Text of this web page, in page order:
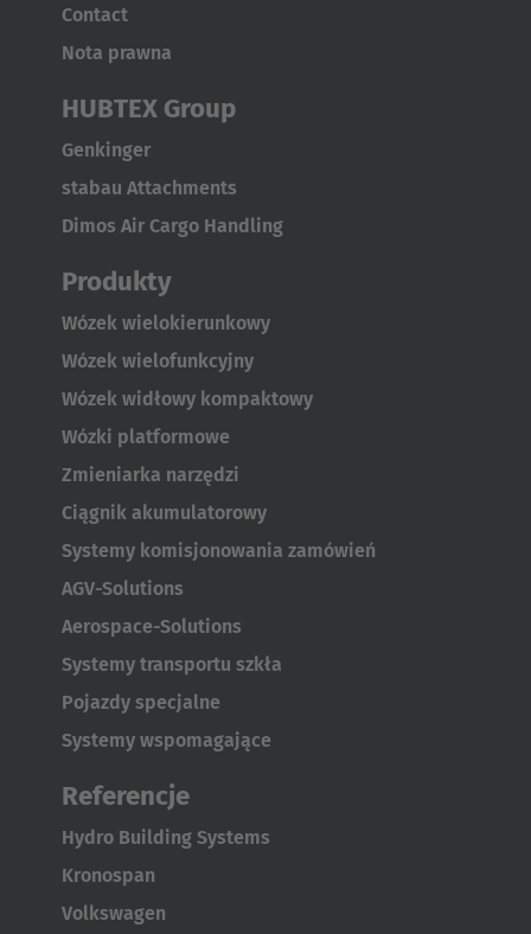
Contact
Nota prawna
HUBTEX Group
Genkinger
stabau Attachments
Dimos Air Cargo Handling
Produkty
Wózek wielokierunkowy
Wózek wielofunkcyjny
Wózek widłowy kompaktowy
Wózki platformowe
Zmieniarka narzędzi
Ciągnik akumulatorowy
Systemy komisjonowania zamówień
AGV-Solutions
Aerospace-Solutions
Systemy transportu szkła
Pojazdy specjalne
Systemy wspomagające
Referencje
Hydro Building Systems
Kronospan
Volkswagen